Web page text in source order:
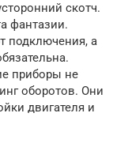
скотч.
фантазии.
подключения, а
приборы не
оборотов. Они
двигателя и